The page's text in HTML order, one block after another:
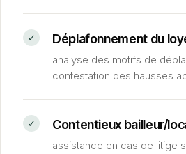
Déplafonnement du
analyse des motifs de
contestation des hausses
Contentieux bailleur/
assistance en cas de litige